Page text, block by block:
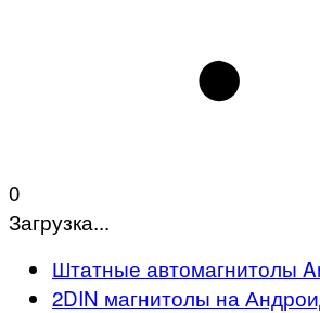
0
Загрузка...
Штатные автомагнитолы
2DIN магнитолы на